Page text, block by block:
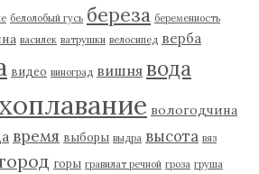
белолобый гусь береза беременность
василек ватрушки велосипед верба
видео виноград вишня вода
вологодчина
время выборы выдра высота вяз
горы гравилат речной гроза груша